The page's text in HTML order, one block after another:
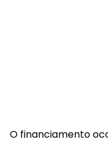
O financiamento